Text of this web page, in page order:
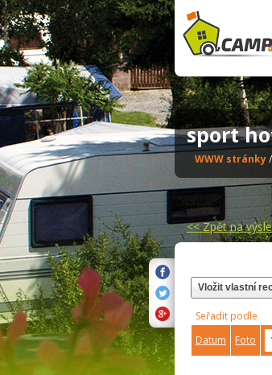
sport
WWW stránky/
<<Zpět na
Vložit vlastní
Seřadit podle
Datum
Foto